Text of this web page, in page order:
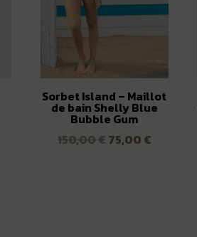
Sorbet Island – Maillot
de bain Shelly Blue
Bubble Gum
150,00€ Le
75,00 €Le